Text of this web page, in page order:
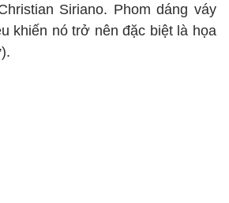
Siriano. Phom dáng váy
khiến nó trở nên đặc biệt là họa